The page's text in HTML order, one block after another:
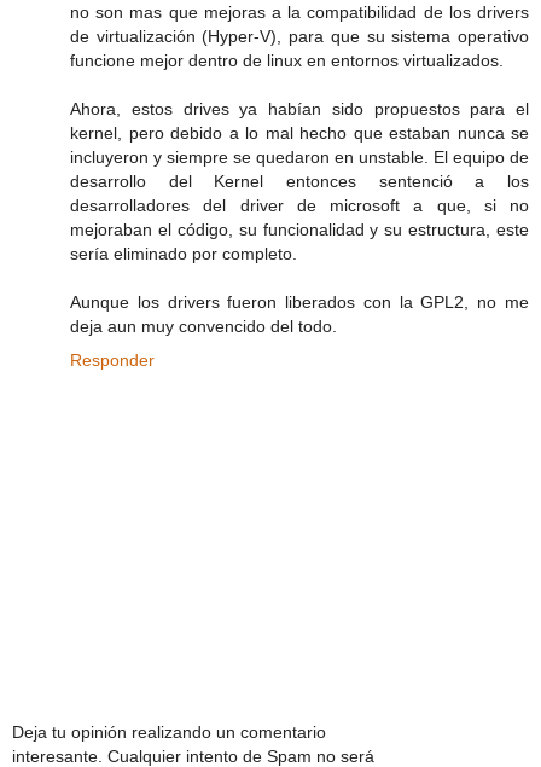
no son mas que mejoras a la compatibilidad de los drivers
de virtualización (Hyper-V), para que su sistema operativo
funcione mejor dentro de linux en entornos virtualizados.
Ahora, estos drives ya habían sido propuestos para el
kernel, pero debido a lo mal hecho que estaban nunca se
incluyeron y siempre se quedaron en unstable. El equipo de
desarrollo del Kernel entonces sentenció a los
desarrolladores del driver de microsoft a que, si no
mejoraban el código, su funcionalidad y su estructura, este
sería eliminado por completo.
Aunque los drivers fueron liberados con la GPL2, no me
deja aun muy convencido del todo.
Responder
Deja tu opinión realizando un comentario
interesante. Cualquier intento de Spam no será